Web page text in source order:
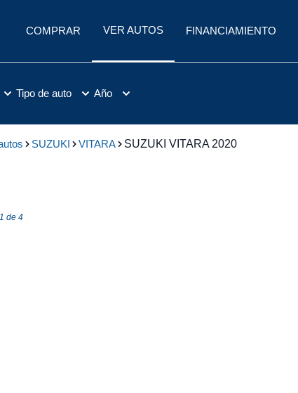
COMPRAR VER AUTOS FINANCIAMIENTO
Tipo de auto Año
SUZUKI VITARA SUZUKI VITARA 2020
1 de 4